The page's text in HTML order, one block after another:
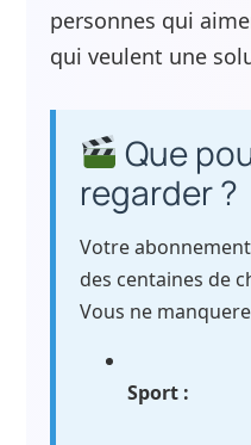
personnes qui
qui veulent une
Que
regarder ?
Votre
des centaines de
Vous ne
Sport :